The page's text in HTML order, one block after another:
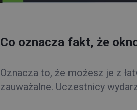
Co oznacza fakt, że
Oznacza to, że możesz je z
zauważalne. Uczestnicy